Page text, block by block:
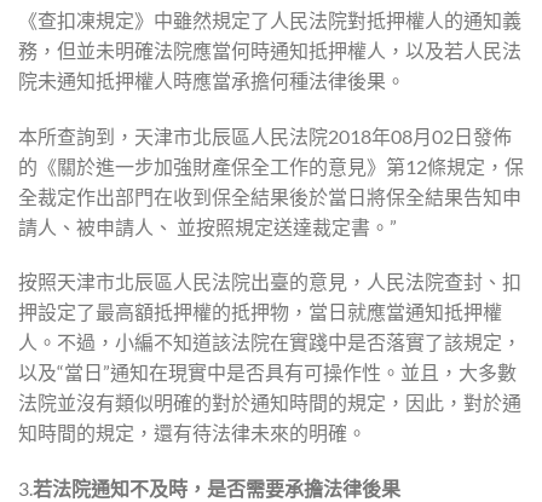
《查扣凍規定》中雖然規定了人民法院對抵押權人的通知義
務，但並未明確法院應當何時通知抵押權人，以及若人民法
院未通知抵押權人時應當承擔何種法律後果。
本所查詢到，天津市北辰區人民法院2018年08月02日發佈
的《關於進一步加強財產保全工作的意見》第12條規定，保
全裁定作出部門在收到保全結果後於當日將保全結果告知申
請人、被申請人、 並按照規定送達裁定書。”
按照天津市北辰區人民法院出臺的意見，人民法院查封、扣
押設定了最高額抵押權的抵押物，當日就應當通知抵押權
人。不過，小編不知道該法院在實踐中是否落實了該規定，
以及“當日”通知在現實中是否具有可操作性。並且，大多數
法院並沒有類似明確的對於通知時間的規定，因此，對於通
知時間的規定，還有待法律未來的明確。
3.若法院通知不及時，是否需要承擔法律後果